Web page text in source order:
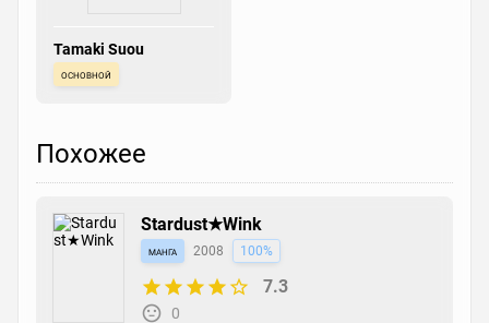
Tamaki Suou
основной
Похожее
Stardust★Wink
манга 2008 100%
7.3
0